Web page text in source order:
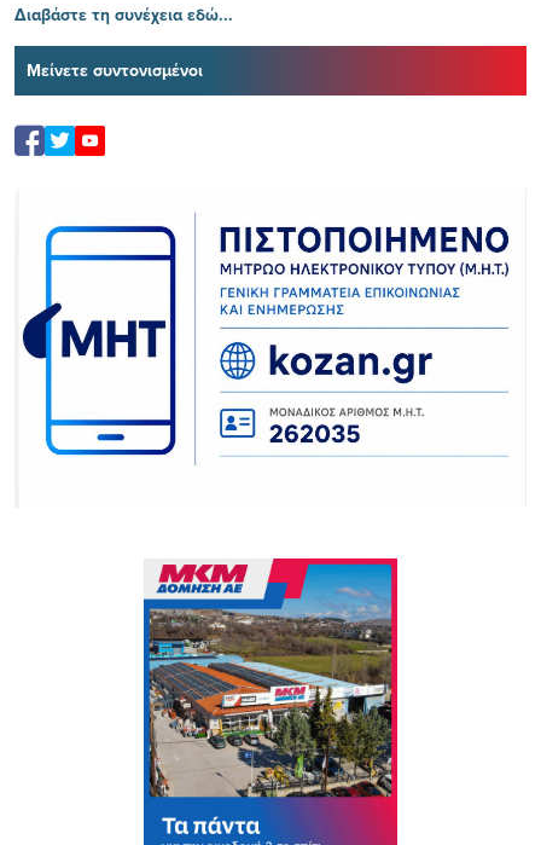
Διαβάστε τη συνέχεια εδώ...
Μείνετε συντονισμένοι